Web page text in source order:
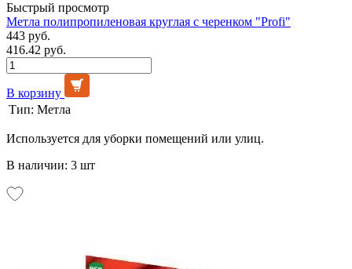
Быстрый просмотр
Метла полипропиленовая круглая с черенком "Profi"
443 руб.
416.42 руб.
В корзину
Тип: Метла
Используется для уборки помещений или улиц.
В наличии: 3 шт